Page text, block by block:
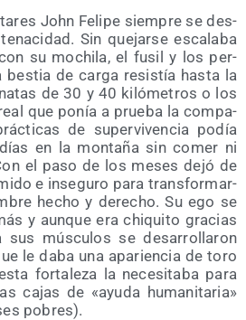
John Feli­pe siem­pre se des­
Sin que­jar­se esca­la­ba
su mochi­la, el fusil y los per­
bes­tia de car­ga resis­tía has­ta la
de 30 y 40 kiló­me­tros o los
que ponía a prue­ba la com­pa­
de super­vi­ven­cia podía
en la mon­ta­ña sin comer ni
el paso de los meses dejó de
e inse­gu­ro para trans­for­mar­
hecho y dere­cho. Su ego se
y aun­que era chi­qui­to gra­cias
sus múscu­los se desa­rro­lla­ron
le daba una apa­rien­cia de toro
for­ta­le­za la nece­si­ta­ba para
cajas de «ayu­da huma­ni­ta­ria»
pobres).